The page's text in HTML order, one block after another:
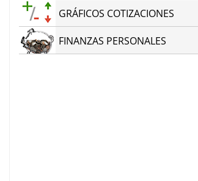
GRÁFICOS COTIZACIONES
FINANZAS PERSONALES